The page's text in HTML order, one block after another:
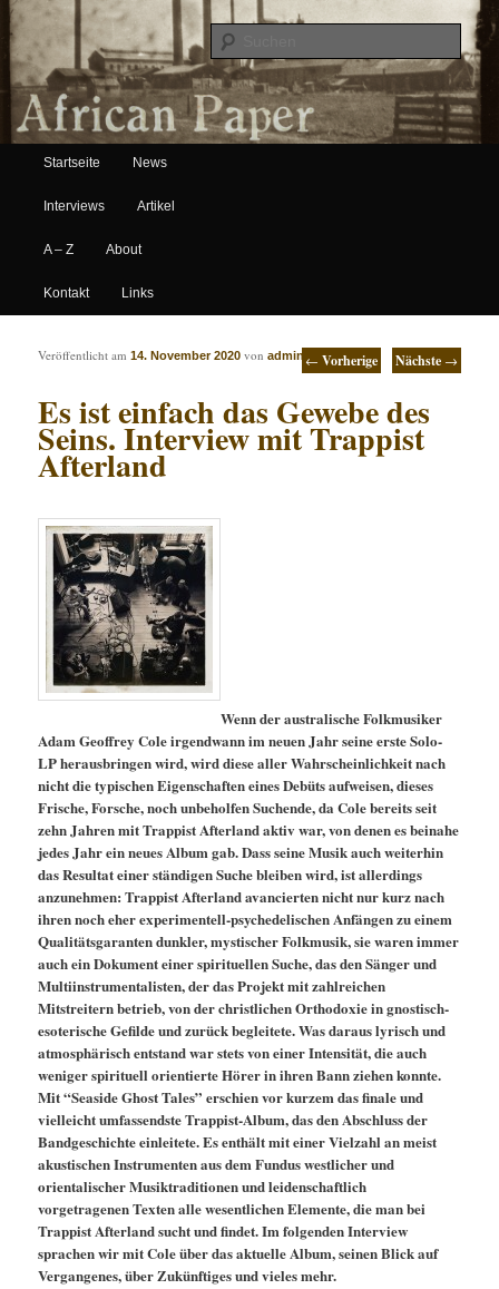
African Paper
Hauptmenü
Zum Inhalt wechseln
Zum sekundären Inhalt wechseln
Startseite News
Interviews Artikel
A – Z About
Kontakt Links
Artikelnavigation ← Vorherige Nächste →
Es ist einfach das Gewebe des
Seins. Interview mit Trappist
Afterland
Veröffentlicht am14. November 2020 vonadmin
Wenn der australische Folkmusiker
Adam Geoffrey Cole irgendwann im neuen Jahr seine erste Solo-
LP herausbringen wird, wird diese aller Wahrscheinlichkeit nach
nicht die typischen Eigenschaften eines Debüts aufweisen, dieses
Frische, Forsche, noch unbeholfen Suchende, da Cole bereits seit
zehn Jahren mit Trappist Afterland aktiv war, von denen es beinahe
jedes Jahr ein neues Album gab. Dass seine Musik auch weiterhin
das Resultat einer ständigenSuche bleiben wird, ist allerdings
anzunehmen: Trappist Afterland avancierten nicht nur kurz nach
ihren noch eher experimentell-psychedelischen Anfängen zu einem
Qualitätsgaranten dunkler, mystischer Folkmusik, sie waren immer
auch ein Dokument einer spirituellen Suche, das den Sänger und
Multiinstrumentalisten, der das Projekt mit zahlreichen
Mitstreitern betrieb, von der christlichen Orthodoxie in gnostisch-
esoterische Gefilde und zurück begleitete. Was daraus lyrisch und
atmosphärisch entstand war stets von einer Intensität, die auch
weniger spirituell orientierte Hörer in ihren Bann ziehen konnte.
Mit “Seaside Ghost Tales” erschien vor kurzem das finale und
vielleicht umfassendste Trappist-Album, das den Abschluss der
Bandgeschichte einleitete. Es enthält mit einer Vielzahl an meist
akustischen Instrumenten aus dem Fundus westlicher und
orientalischer Musiktraditionen und leidenschaftlich
vorgetragenen Texten alle wesentlichen Elemente, die man bei
Trappist Afterland sucht und findet. Im folgenden Interview
sprachen wir mit Cole über das aktuelle Album, seinen Blick auf
Vergangenes, über Zukünftiges und vieles mehr.